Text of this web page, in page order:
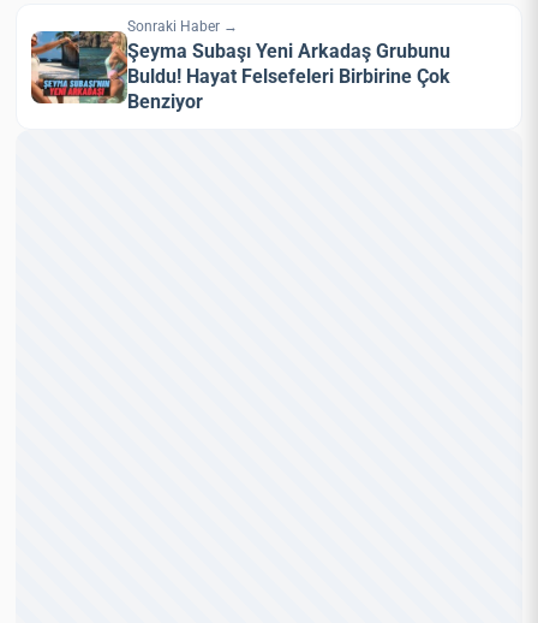
Sonraki Haber →
Şeyma Subaşı Yeni Arkadaş Grubunu
Buldu! Hayat Felsefeleri Birbirine Çok
Benziyor